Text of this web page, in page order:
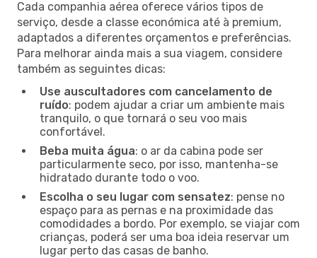
Cada companhia aérea oferece vários tipos de
serviço, desde a classe económica até à premium,
adaptados a diferentes orçamentos e preferências.
Para melhorar ainda mais a sua viagem, considere
também as seguintes dicas:
Use auscultadores com cancelamento de
ruído: podem ajudar a criar um ambiente mais
tranquilo, o que tornará o seu voo mais
confortável.
Beba muita água: o ar da cabina pode ser
particularmente seco, por isso, mantenha-se
hidratado durante todo o voo.
Escolha o seu lugar com sensatez: pense no
espaço para as pernas e na proximidade das
comodidades a bordo. Por exemplo, se viajar com
crianças, poderá ser uma boa ideia reservar um
lugar perto das casas de banho.